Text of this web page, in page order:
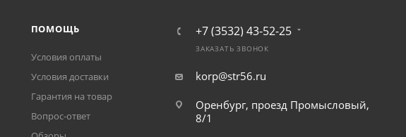
ПОМОЩЬ
Условия оплаты
Условия доставки
Гарантия на товар
Вопрос-ответ
+7 (3532) 43-52-25
ЗАКАЗАТЬ ЗВОНОК
korp@str56.ru
Оренбург, проезд Промысловый,
8/1